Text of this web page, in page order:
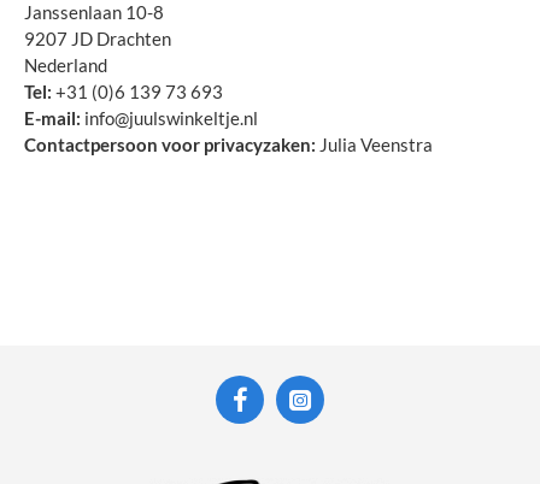
Janssenlaan 10-8
9207 JD Drachten
Nederland
Tel: +31 (0)6 139 73 693
E-mail: info@juulswinkeltje.nl
Contactpersoon voor privacyzaken: Julia Veenstra